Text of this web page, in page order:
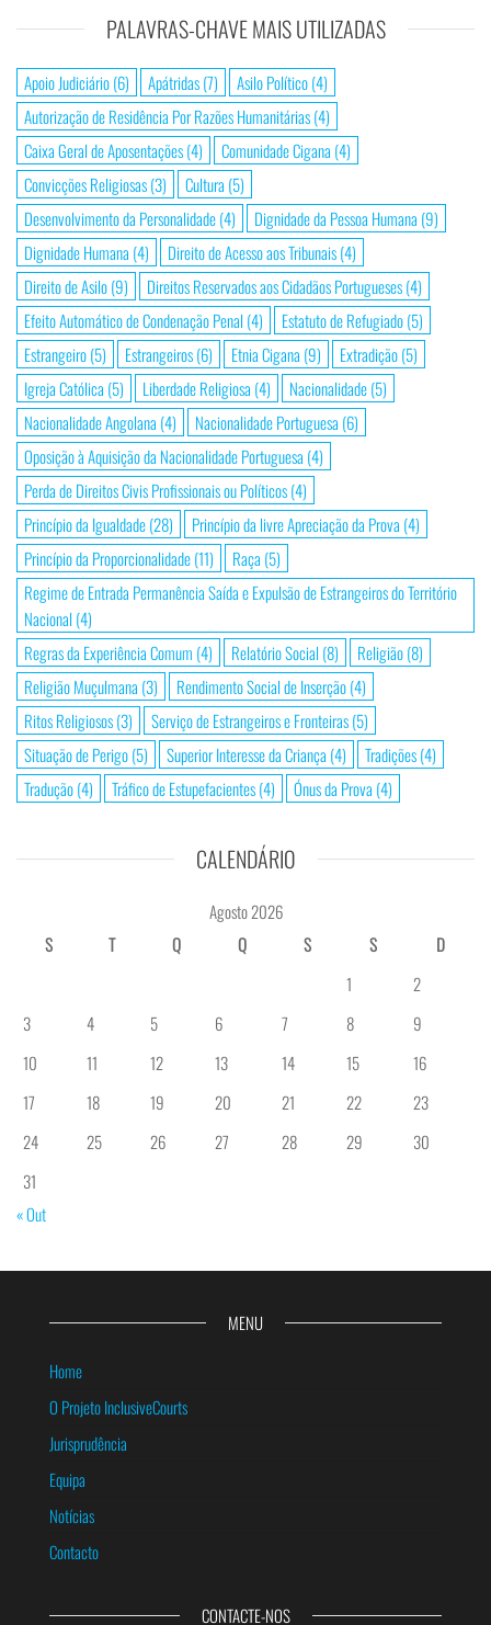
PALAVRAS-CHAVE MAIS UTILIZADAS
Apoio Judiciário(6) Apátridas(7) Asilo Político(4)
Autorização de Residência Por Razões Humanitárias(4)
Caixa Geral de Aposentações(4) Comunidade Cigana (4)
Convicções Religiosas(3) Cultura (5)
Desenvolvimento da Personalidade(4) Dignidade da Pessoa Humana (9)
Dignidade Humana (4) Direito de Acesso aos Tribunais(4)
Direito de Asilo(9) Direitos Reservados aos Cidadãos Portugueses(4)
Efeito Automático de Condenação Penal (4) Estatuto de Refugiado(5)
Estrangeiro(5) Estrangeiros(6) Etnia Cigana (9) Extradição(5)
Igreja Católica (5) Liberdade Religiosa (4) Nacionalidade(5)
Nacionalidade Angolana (4) Nacionalidade Portuguesa (6)
Oposição à Aquisição da Nacionalidade Portuguesa (4)
Perda de Direitos Civis Profissionais ou Políticos(4)
Princípio da Igualdade(28) Princípio da livre Apreciação da Prova (4)
Princípio da Proporcionalidade(11) Raça (5)
Regime de Entrada Permanência Saída e Expulsão de Estrangeiros do Território
Nacional (4)
Regras da Experiência Comum (4) Relatório Social (8) Religião(8)
Religião Muçulmana (3) Rendimento Social de Inserção(4)
Ritos Religiosos(3) Serviço de Estrangeiros e Fronteiras(5)
Situação de Perigo(5) Superior Interesse da Criança (4) Tradições(4)
Tradução(4) Tráfico de Estupefacientes(4) Ónus da Prova (4)
CALENDÁRIO
Agosto 2026
S
T Q Q S S
D
1
2
3
4 5 6 7 8
9
10
11 12 13 14 15
16
17
18 19 20 21 22
23
24
25 26 27 28 29
30
31
« Out
MENU
Home
O Projeto InclusiveCourts
Jurisprudência
Equipa
Notícias
Contacto
CONTACTE-NOS